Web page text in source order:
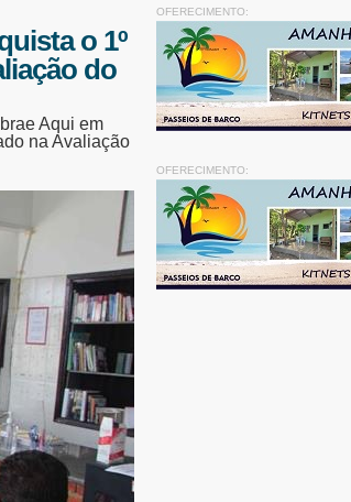
o 1º
do
Aqui em
na Avaliação
OFERECIMENTO:
OFERECIMENTO: